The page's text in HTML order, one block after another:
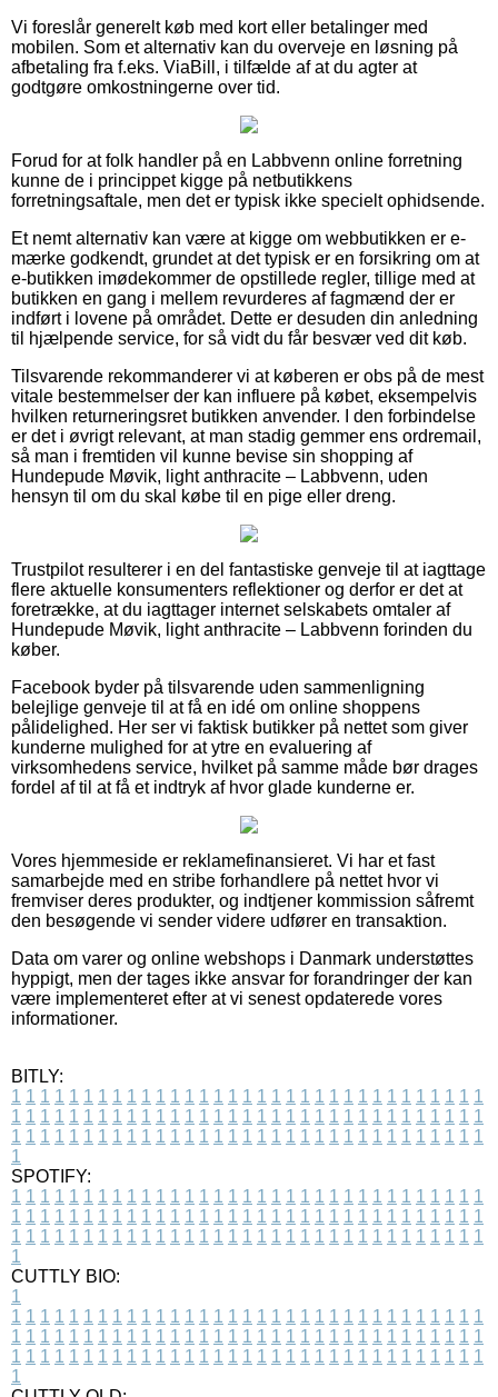
Vi foreslår generelt køb med kort eller betalinger med
mobilen. Som et alternativ kan du overveje en løsning på
afbetaling fra f.eks. ViaBill, i tilfælde af at du agter at
godtgøre omkostningerne over tid.
Forud for at folk handler på en Labbvenn online forretning
kunne de i princippet kigge på netbutikkens
forretningsaftale, men det er typisk ikke specielt ophidsende.
Et nemt alternativ kan være at kigge om webbutikken er e-
mærke godkendt, grundet at det typisk er en forsikring om at
e-butikken imødekommer de opstillede regler, tillige med at
butikken en gang i mellem revurderes af fagmænd der er
indført i lovene på området. Dette er desuden din anledning
til hjælpende service, for så vidt du får besvær ved dit køb.
Tilsvarende rekommanderer vi at køberen er obs på de mest
vitale bestemmelser der kan influere på købet, eksempelvis
hvilken returneringsret butikken anvender. I den forbindelse
er det i øvrigt relevant, at man stadig gemmer ens ordremail,
så man i fremtiden vil kunne bevise sin shopping af
Hundepude Møvik, light anthracite – Labbvenn, uden
hensyn til om du skal købe til en pige eller dreng.
Trustpilot resulterer i en del fantastiske genveje til at iagttage
flere aktuelle konsumenters reflektioner og derfor er det at
foretrække, at du iagttager internet selskabets omtaler af
Hundepude Møvik, light anthracite – Labbvenn forinden du
køber.
Facebook byder på tilsvarende uden sammenligning
belejlige genveje til at få en idé om online shoppens
pålidelighed. Her ser vi faktisk butikker på nettet som giver
kunderne mulighed for at ytre en evaluering af
virksomhedens service, hvilket på samme måde bør drages
fordel af til at få et indtryk af hvor glade kunderne er.
Vores hjemmeside er reklamefinansieret. Vi har et fast
samarbejde med en stribe forhandlere på nettet hvor vi
fremviser deres produkter, og indtjener kommission såfremt
den besøgende vi sender videre udfører en transaktion.
Data om varer og online webshops i Danmark understøttes
hyppigt, men der tages ikke ansvar for forandringer der kan
være implementeret efter at vi senest opdaterede vores
informationer.
BITLY:
1 1 1 1 1 1 1 1 1 1 1 1 1 1 1 1 1 1 1 1 1 1 1 1 1 1 1 1 1 1 1 1 1
1 1 1 1 1 1 1 1 1 1 1 1 1 1 1 1 1 1 1 1 1 1 1 1 1 1 1 1 1 1 1 1 1
1 1 1 1 1 1 1 1 1 1 1 1 1 1 1 1 1 1 1 1 1 1 1 1 1 1 1 1 1 1 1 1 1
1
SPOTIFY:
1 1 1 1 1 1 1 1 1 1 1 1 1 1 1 1 1 1 1 1 1 1 1 1 1 1 1 1 1 1 1 1 1
1 1 1 1 1 1 1 1 1 1 1 1 1 1 1 1 1 1 1 1 1 1 1 1 1 1 1 1 1 1 1 1 1
1 1 1 1 1 1 1 1 1 1 1 1 1 1 1 1 1 1 1 1 1 1 1 1 1 1 1 1 1 1 1 1 1
1
CUTTLY BIO:
1
1 1 1 1 1 1 1 1 1 1 1 1 1 1 1 1 1 1 1 1 1 1 1 1 1 1 1 1 1 1 1 1 1
1 1 1 1 1 1 1 1 1 1 1 1 1 1 1 1 1 1 1 1 1 1 1 1 1 1 1 1 1 1 1 1 1
1 1 1 1 1 1 1 1 1 1 1 1 1 1 1 1 1 1 1 1 1 1 1 1 1 1 1 1 1 1 1 1 1
1